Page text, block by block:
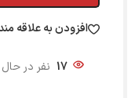
افزودن به علاقه
17 نفر در